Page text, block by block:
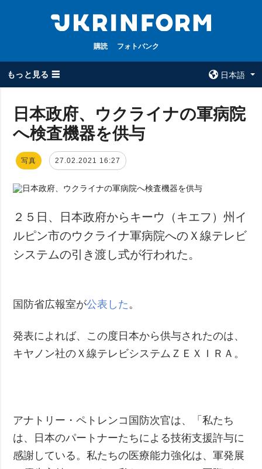
購読 フォトバンク
もっと見る ☰
日本語
全てのトピック
被占領地
政治
防衛
社会・文化
スポーツ
事故・緊急事態
コンタクト
特集
インタビュー
購読
フォトバンク
日本政府、ウクライナの軍病院
へ検査機器を供与
写真 27.02.2021 16:27
２５日、日本政府からキーウ（キエフ）州イ
ルピン市のウクライナ軍病院へのＸ線テレビ
システムの引き渡し式が行われた。
国防省広報室が公表した 。
発表によれば、この度日本から供与されたのは、
キヤノン社のＸ線テレビシステムＺＥＸＩＲＡ。
アナトリー・ペトレンコ国防次官は、「私たち
は、日本のパートナーたちによる技術支援許与に
感謝している。私たちの医療能力強化は、軍発展